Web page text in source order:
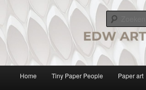
Edith de Wit
writer & artist
Spring
Home Tiny Paper People Paper art